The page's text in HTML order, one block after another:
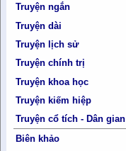
Truyện ngắn
Truyện dài
Truyện lịch sử
Truyện chính trị
Truyện khoa học
Truyện kiếm hiệp
Truyện cổ tích - Dân gian
Biên khảo